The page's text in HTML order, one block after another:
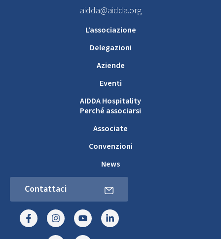
aidda@aidda.org
L’associazione
Delegazioni
Aziende
Eventi
AIDDA Hospitality
Perché associarsi
Associate
Convenzioni
News
Contattaci